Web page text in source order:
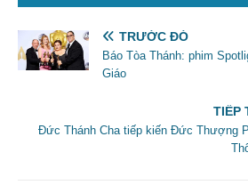
TRƯỚC ĐÓ
Báo Tòa Thánh: phim
Giáo
TIẾP
Đức Thánh Cha tiếp kiến Đức Thượng